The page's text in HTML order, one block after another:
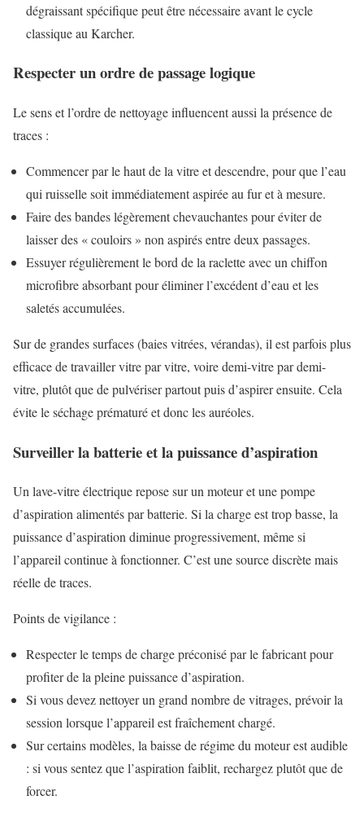
dégraissant spécifique peut être nécessaire avant le cycle
classique au Karcher.
Respecter un ordre de passage logique
Le sens et l’ordre de nettoyage influencent aussi la présence de
traces :
Commencer par le haut de la vitre et descendre, pour que l’eau
qui ruisselle soit immédiatement aspirée au fur et à mesure.
Faire des bandes légèrement chevauchantes pour éviter de
laisser des « couloirs » non aspirés entre deux passages.
Essuyer régulièrement le bord de la raclette avec un chiffon
microfibre absorbant pour éliminer l’excédent d’eau et les
saletés accumulées.
Sur de grandes surfaces (baies vitrées, vérandas), il est parfois plus
efficace de travailler vitre par vitre, voire demi-vitre par demi-
vitre, plutôt que de pulvériser partout puis d’aspirer ensuite. Cela
évite le séchage prématuré et donc les auréoles.
Surveiller la batterie et la puissance d’aspiration
Un lave-vitre électrique repose sur un moteur et une pompe
d’aspiration alimentés par batterie. Si la charge est trop basse, la
puissance d’aspiration diminue progressivement, même si
l’appareil continue à fonctionner. C’est une source discrète mais
réelle de traces.
Points de vigilance :
Respecter le temps de charge préconisé par le fabricant pour
profiter de la pleine puissance d’aspiration.
Si vous devez nettoyer un grand nombre de vitrages, prévoir la
session lorsque l’appareil est fraîchement chargé.
Sur certains modèles, la baisse de régime du moteur est audible
: si vous sentez que l’aspiration faiblit, rechargez plutôt que de
forcer.